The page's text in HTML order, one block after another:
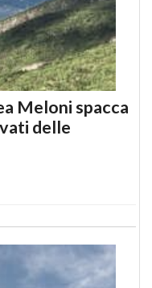
Meloni spacca
delle